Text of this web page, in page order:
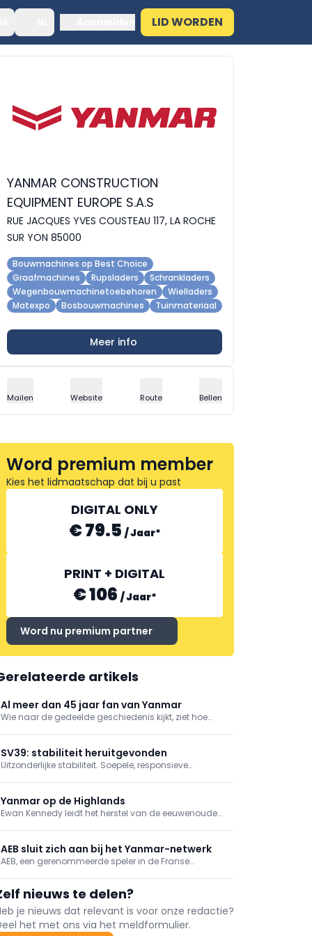
LID WORDEN
YANMAR CONSTRUCTION
EQUIPMENT EUROPE S.A.S
RUE JACQUES YVES COUSTEAU 117, LA ROCHE
SUR YON 85000
Bouwmachines op Best Choice
Graafmachines
Rupsladers
Schrankladers
Wegenbouwmachinetoebehoren
Wielladers
Matexpo
Bosbouwmachines Tuinmateriaal
Meer info
Mailen Website Route Bellen
Word premium member
Kies het lidmaatschap dat bij u past
DIGITAL ONLY
€ 79.5 /Jaar*
PRINT + DIGITAL
€ 106 /Jaar*
Word nu premium partner
artikels
Al meer dan 45 jaar fan van Yanmar
Wie naar de gedeelde geschiedenis kijkt, ziet hoe
operationeel inzette, kwam in 1981: een YB25L-
graafmachine.
SV39: stabiliteit heruitgevonden
Uitzonderlijke stabiliteit. Soepele, responsieve
een compacte machine die meer aankan.
Yanmar op de Highlands
Ewan Kennedy leidt het herstel van de eeuwenoude
dat o.a. met behulp van Yanmar-bouwmachines.
AEB sluit zich aan bij het Yanmar-netwerk
AEB, een gerenommeerde speler in de Franse
van Yanmar CE EMEA. Dit is een kans voor twee
bedrijven met gedeelde waarden om elkaar te
versterken.
nieuws te delen?
je nieuws dat relevant is voor onze redactie?
het met ons via het meldformulier.